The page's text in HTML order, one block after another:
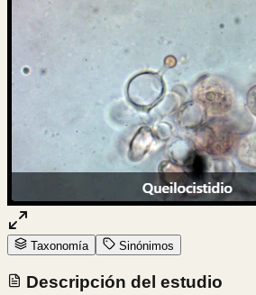
Taxonomía Sinónimos
Descripción del estudio